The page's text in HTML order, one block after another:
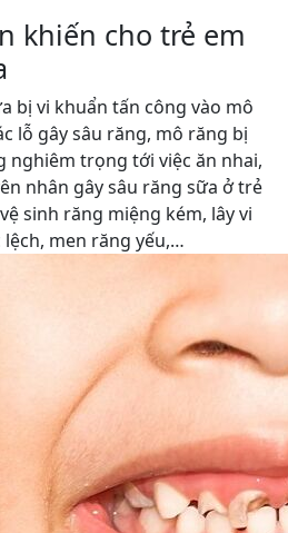
khiến cho trẻ em
bị vi khuẩn tấn công vào mô
lỗ gây sâu răng, mô răng bị
nghiêm trọng tới việc ăn nhai,
nhân gây sâu răng sữa ở trẻ
sinh răng miệng kém, lây vi
men răng yếu,…